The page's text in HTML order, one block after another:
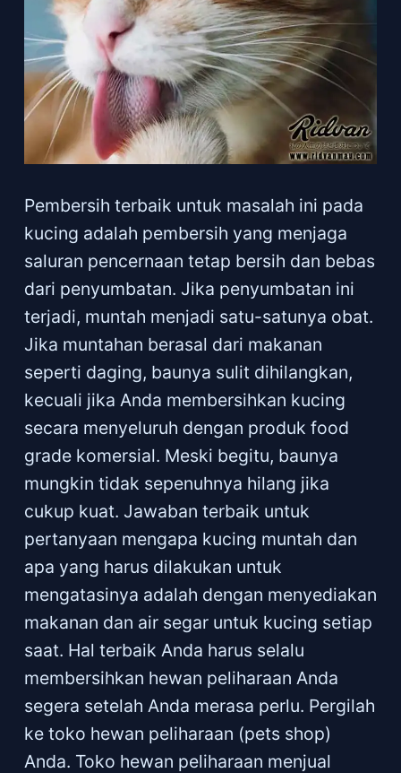
Pembersih terbaik untuk masalah ini pada
kucing adalah pembersih yang menjaga
saluran pencernaan tetap bersih dan bebas
dari penyumbatan. Jika penyumbatan ini
terjadi, muntah menjadi satu-satunya obat.
Jika muntahan berasal dari makanan
seperti daging, baunya sulit dihilangkan,
kecuali jika Anda membersihkan kucing
secara menyeluruh dengan produk food
grade komersial. Meski begitu, baunya
mungkin tidak sepenuhnya hilang jika
cukup kuat. Jawaban terbaik untuk
pertanyaan mengapa kucing muntah dan
apa yang harus dilakukan untuk
mengatasinya adalah dengan menyediakan
makanan dan air segar untuk kucing setiap
saat. Hal terbaik Anda harus selalu
membersihkan hewan peliharaan Anda
segera setelah Anda merasa perlu. Pergilah
ke toko hewan peliharaan (pets shop)
Anda. Toko hewan peliharaan menjual